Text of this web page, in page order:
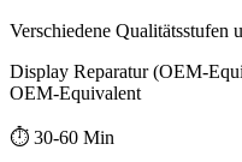
Verschiedene Qualitätsstufen
Display Reparatur (OEM-
OEM-Equivalent
⏱️ 30-60 Min